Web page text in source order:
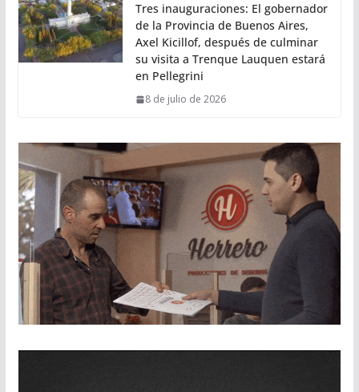
Tres inauguraciones: El gobernador
de la Provincia de Buenos Aires,
Axel Kicillof, después de culminar
su visita a Trenque Lauquen estará
en Pellegrini
8 de julio de 2026